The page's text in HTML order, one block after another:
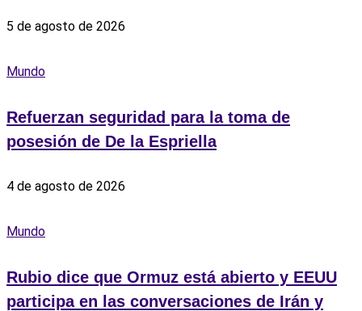
5 de agosto de 2026
Mundo
Refuerzan seguridad para la toma de
posesión de De la Espriella
4 de agosto de 2026
Mundo
Rubio dice que Ormuz está abierto y EEUU
participa en las conversaciones de Irán y